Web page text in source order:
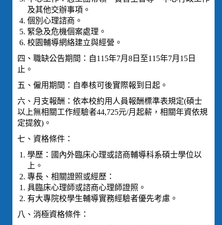
及其他交辦事項。
個別心理諮商。
緊急及危機個案處理。
校園輔導網絡建立與經營。
四、職缺公告期間：自115年7月8日至115年7月15日
止。
五、僱用期間：自奉核可後實際報到日起。
六、月支報酬：依本校約用人員報酬標準表規定(碩士
以上無相關工作經驗者44,725元/月起薪，相關年資依規
定提敘)。
七、資格條件：
學歷：國內外臨床心理或諮商輔導科系碩士學位以
上。
專長、相關證照或經歷：
具臨床心理師或諮商心理師證照。
有大專院校學生輔導實務經驗者優先考慮。
八、消極資格條件：